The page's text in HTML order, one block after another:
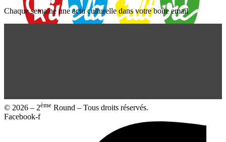
Chaque semaine une actu culturelle dans votre boîte email
© 2026 – 2ème Round – Tous droits réservés.
Facebook-f